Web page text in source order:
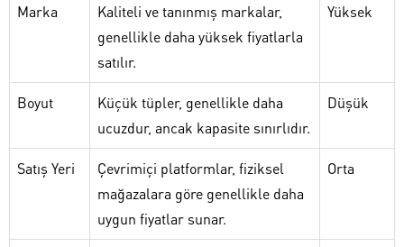
Marka
Kaliteli ve tanınmış markalar,
genellikle daha yüksek fiyatlarla
satılır.
Yüksek
Boyut
Küçük tüpler, genellikle daha
ucuzdur, ancak kapasite sınırlıdır.
Düşük
Satış Yeri
Çevrimiçi platformlar, fiziksel
mağazalara göre genellikle daha
uygun fiyatlar sunar.
Orta